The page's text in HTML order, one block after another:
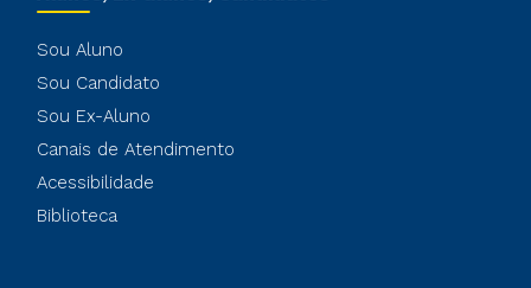
Sou Aluno
Sou Candidato
Sou Ex-Aluno
Canais de Atendimento
Acessibilidade
Biblioteca